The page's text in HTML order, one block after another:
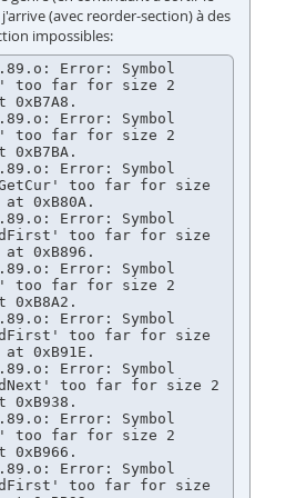
j'arrive (avec reorder-section) à des
impossibles:
Error: Symbol
too far for size 2
0xB7A8.
Error: Symbol
too far for size 2
Error: Symbol
too far for size
0xB80A.
Error: Symbol
too far for size
0xB896.
Error: Symbol
too far for size 2
0xB8A2.
Error: Symbol
too far for size
0xB91E.
Error: Symbol
too far for size 2
0xB938.
Error: Symbol
too far for size 2
0xB966.
Error: Symbol
too far for size